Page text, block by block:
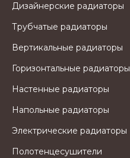
Дизайнерские радиаторы
Трубчатые радиаторы
Вертикальные радиаторы
Горизонтальные радиаторы
Настенные радиаторы
Напольные радиаторы
Электрические радиаторы
Полотенцесушители